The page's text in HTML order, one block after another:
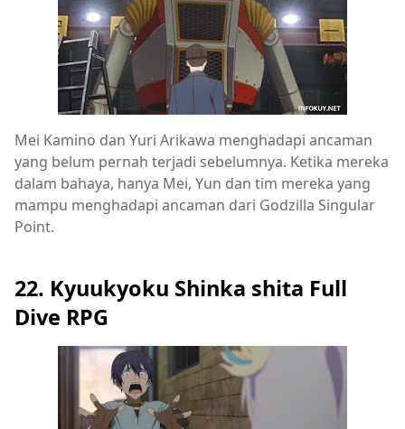
Mei Kamino dan Yuri Arikawa menghadapi ancaman
yang belum pernah terjadi sebelumnya. Ketika mereka
dalam bahaya, hanya Mei, Yun dan tim mereka yang
mampu menghadapi ancaman dari Godzilla Singular
Point.
22. Kyuukyoku Shinka shita Full
Dive RPG